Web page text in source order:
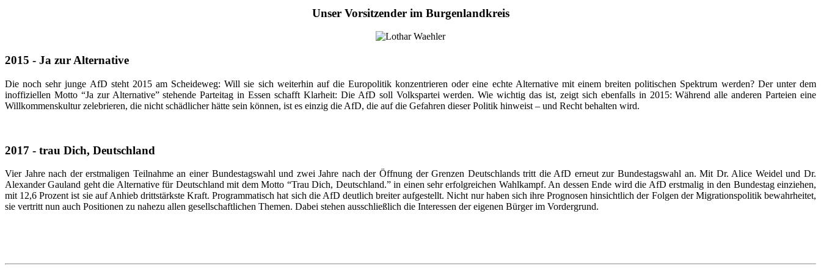
Unser Vorsitzender im Burgenlandkreis
2015 - Ja zur Alternative
Die noch sehr junge AfD steht 2015 am Scheideweg: Will sie sich weiterhin auf die Europolitik konzentrieren oder eine echte Alternative mit einem breiten politischen Spektrum werden? Der unter dem
inoffiziellen Motto “Ja zur Alternative” stehende Parteitag in Essen schafft Klarheit: Die AfD soll Volkspartei werden. Wie wichtig das ist, zeigt sich ebenfalls in 2015: Während alle anderen Parteien eine
Willkommenskultur zelebrieren, die nicht schädlicher hätte sein können, ist es einzig die AfD, die auf die Gefahren dieser Politik hinweist – und Recht behalten wird.
2017 - trau Dich, Deutschland
Vier Jahre nach der erstmaligen Teilnahme an einer Bundestagswahl und zwei Jahre nach der Öffnung der Grenzen Deutschlands tritt die AfD erneut zur Bundestagswahl an. Mit Dr. Alice Weidel und Dr.
Alexander Gauland geht die Alternative für Deutschland mit dem Motto “Trau Dich, Deutschland.” in einen sehr erfolgreichen Wahlkampf. An dessen Ende wird die AfD erstmalig in den Bundestag einziehen,
mit 12,6 Prozent ist sie auf Anhieb drittstärkste Kraft. Programmatisch hat sich die AfD deutlich breiter aufgestellt. Nicht nur haben sich ihre Prognosen hinsichtlich der Folgen der Migrationspolitik bewahrheitet,
sie vertritt nun auch Positionen zu nahezu allen gesellschaftlichen Themen. Dabei stehen ausschließlich die Interessen der eigenen Bürger im Vordergrund.